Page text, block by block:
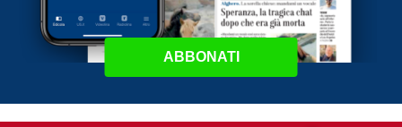
ABBONATI